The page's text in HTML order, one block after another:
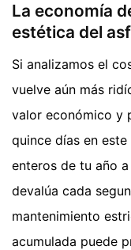
La economía
estética del
Si analizamos el
vuelve aún más
valor económico y
quince días en
enteros de tu año
devalúa cada
mantenimiento
acumulada puede